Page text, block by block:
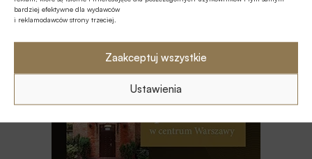
bardziej efektywne dla wydawców
i reklamodawców strony trzeciej.
Zaakceptuj wszystkie
Ustawienia
polityce dual use